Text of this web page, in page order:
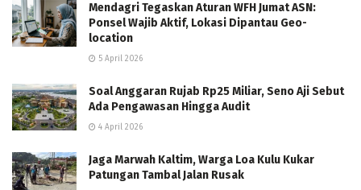
Mendagri Tegaskan Aturan WFH Jumat ASN:
Ponsel Wajib Aktif, Lokasi Dipantau Geo-
location
5 April 2026
Soal Anggaran Rujab Rp25 Miliar, Seno Aji Sebut
Ada Pengawasan Hingga Audit
4 April 2026
Jaga Marwah Kaltim, Warga Loa Kulu Kukar
Patungan Tambal Jalan Rusak